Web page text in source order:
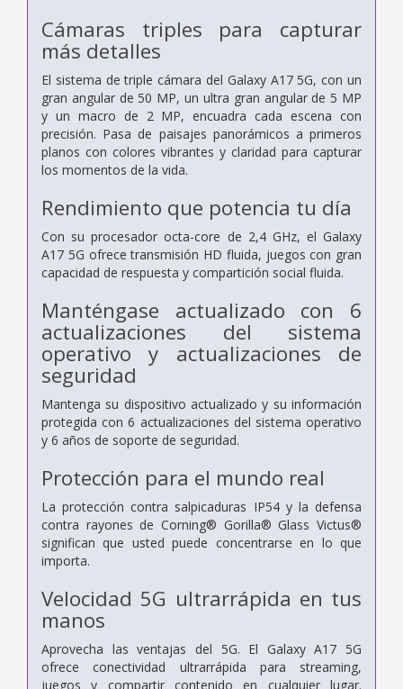
Cámaras triples para capturar
más detalles
El sistema de triple cámara del Galaxy A17 5G, con un
gran angular de 50 MP, un ultra gran angular de 5 MP
y un macro de 2 MP, encuadra cada escena con
precisión. Pasa de paisajes panorámicos a primeros
planos con colores vibrantes y claridad para capturar
los momentos de la vida.
Rendimiento que potencia tu día
Con su procesador octa-core de 2,4 GHz, el Galaxy
A17 5G ofrece transmisión HD fluida, juegos con gran
capacidad de respuesta y compartición social fluida.
Manténgase actualizado con 6
actualizaciones del sistema
operativo y actualizaciones de
seguridad
Mantenga su dispositivo actualizado y su información
protegida con 6 actualizaciones del sistema operativo
y 6 años de soporte de seguridad.
Protección para el mundo real
La protección contra salpicaduras IP54 y la defensa
contra rayones de Corning® Gorilla® Glass Victus®
significan que usted puede concentrarse en lo que
importa.
Velocidad 5G ultrarrápida en tus
manos
Aprovecha las ventajas del 5G. El Galaxy A17 5G
ofrece conectividad ultrarrápida para streaming,
juegos y compartir contenido en cualquier lugar.